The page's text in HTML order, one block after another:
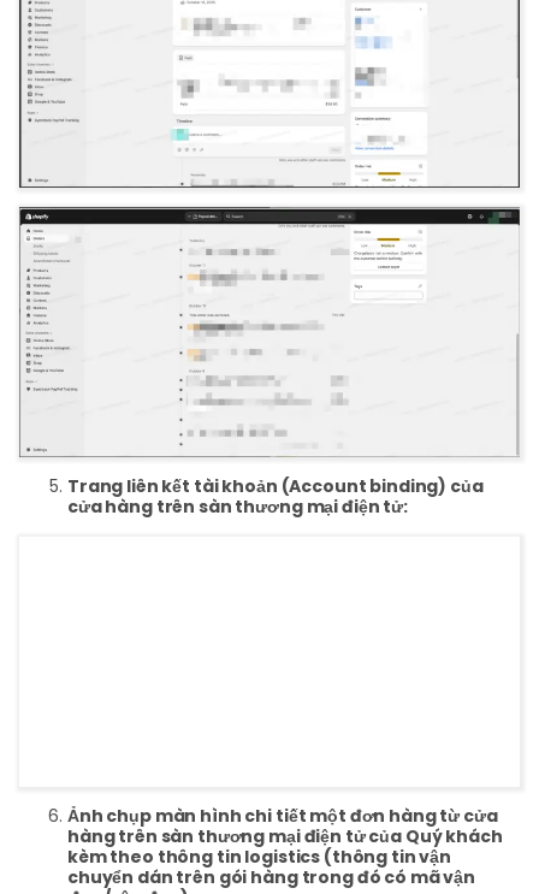
Trang liên kết tài khoản (Account binding) của
cửa hàng trên sàn thương mại điện tử:
Ảnh chụp màn hình chi tiết một đơn hàng từ cửa
hàng trên sàn thương mại điện tử của Quý khách
kèm theo thông tin logistics (thông tin vận
chuyển dán trên gói hàng trong đó có mã vận